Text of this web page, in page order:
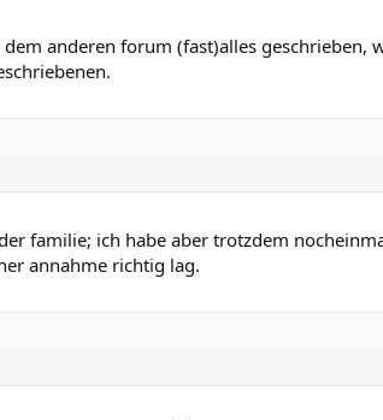
anderen forum (fast)alles
familie; ich habe aber trotzdem
annahme richtig lag.